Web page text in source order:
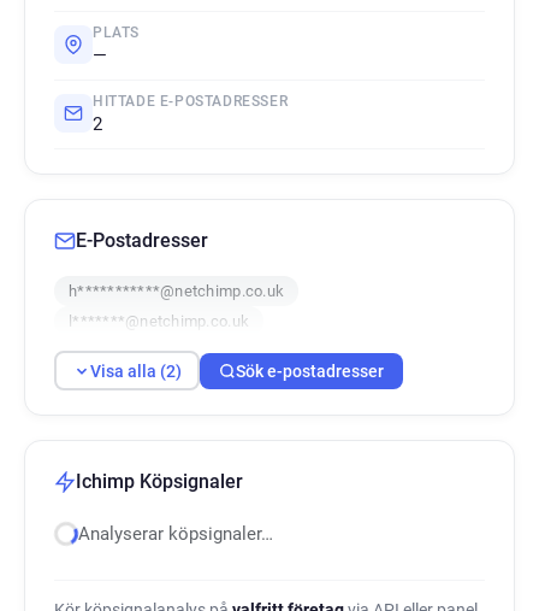
PLATS
—
HITTADE E-POSTADRESSER
2
E-Postadresser
h***********@netchimp.co.uk
l*******@netchimp.co.uk
Visa alla (2) Sök e-postadresser
Ichimp Köpsignaler
Analyserar köpsignaler…